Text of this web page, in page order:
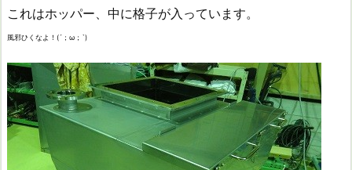
これはホッパー、中に格子が入っています。
風邪ひくなよ！(´；ω；`)